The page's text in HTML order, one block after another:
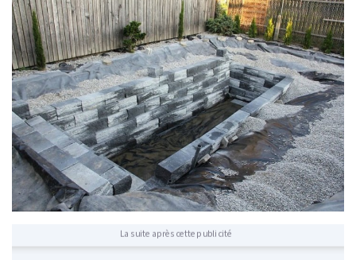
La suite après cette publicité